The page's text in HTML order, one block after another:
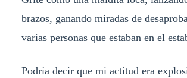
brazos, ganando miradas de
varias personas que estaban en el
Podría decir que mi actitud era